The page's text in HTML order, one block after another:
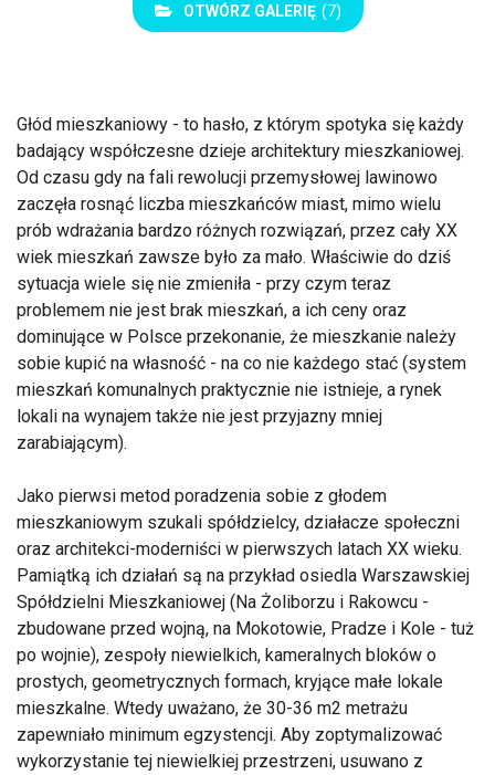
OTWÓRZ GALERIĘ (7)
Głód mieszkaniowy - to hasło, z którym spotyka się każdy
badający współczesne dzieje architektury mieszkaniowej.
Od czasu gdy na fali rewolucji przemysłowej lawinowo
zaczęła rosnąć liczba mieszkańców miast, mimo wielu
prób wdrażania bardzo różnych rozwiązań, przez cały XX
wiek mieszkań zawsze było za mało. Właściwie do dziś
sytuacja wiele się nie zmieniła - przy czym teraz
problemem nie jest brak mieszkań, a ich ceny oraz
dominujące w Polsce przekonanie, że mieszkanie należy
sobie kupić na własność - na co nie każdego stać (system
mieszkań komunalnych praktycznie nie istnieje, a rynek
lokali na wynajem także nie jest przyjazny mniej
zarabiającym).
Jako pierwsi metod poradzenia sobie z głodem
mieszkaniowym szukali spółdzielcy, działacze społeczni
oraz architekci-moderniści w pierwszych latach XX wieku.
Pamiątką ich działań są na przykład osiedla Warszawskiej
Spółdzielni Mieszkaniowej (Na Żoliborzu i Rakowcu -
zbudowane przed wojną, na Mokotowie, Pradze i Kole - tuż
po wojnie), zespoły niewielkich, kameralnych bloków o
prostych, geometrycznych formach, kryjące małe lokale
mieszkalne. Wtedy uważano, że 30-36 m2 metrażu
zapewniało minimum egzystencji. Aby zoptymalizować
wykorzystanie tej niewielkiej przestrzeni, usuwano z